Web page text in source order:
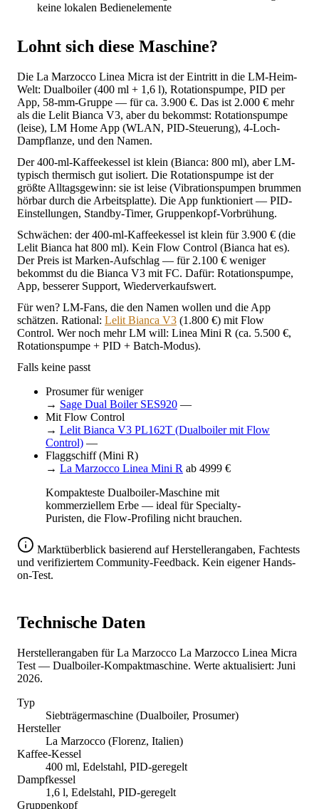
keine lokalen Bedienelemente
Lohnt sich diese Maschine?
Die La Marzocco Linea Micra ist der Eintritt in die LM-Heim-
Welt: Dualboiler (400 ml + 1,6 l), Rotationspumpe, PID per
App, 58-mm-Gruppe — für ca. 3.900 €. Das ist 2.000 € mehr
als die Lelit Bianca V3, aber du bekommst: Rotationspumpe
(leise), LM Home App (WLAN, PID-Steuerung), 4-Loch-
Dampflanze, und den Namen.
Der 400-ml-Kaffeekessel ist klein (Bianca: 800 ml), aber LM-
typisch thermisch gut isoliert. Die Rotationspumpe ist der
größte Alltagsgewinn: sie ist leise (Vibrationspumpen brummen
hörbar durch die Arbeitsplatte). Die App funktioniert — PID-
Einstellungen, Standby-Timer, Gruppenkopf-Vorbrühung.
Schwächen: der 400-ml-Kaffeekessel ist klein für 3.900 € (die
Lelit Bianca hat 800 ml). Kein Flow Control (Bianca hat es).
Der Preis ist Marken-Aufschlag — für 2.100 € weniger
bekommst du die Bianca V3 mit FC. Dafür: Rotationspumpe,
App, besserer Support, Wiederverkaufswert.
Für wen? LM-Fans, die den Namen wollen und die App
schätzen. Rational: Lelit Bianca V3 (1.800 €) mit Flow
Control. Wer noch mehr LM will: Linea Mini R (ca. 5.500 €,
Rotationspumpe + PID + Batch-Modus).
Falls keine passt
Prosumer für weniger
→ Sage Dual Boiler SES920 —
Mit Flow Control
→ Lelit Bianca V3 PL162T (Dualboiler mit Flow
Control) —
Flaggschiff (Mini R)
→ La Marzocco Linea Mini R ab 4999 €
Kompakteste Dualboiler-Maschine mit
kommerziellem Erbe — ideal für Specialty-
Puristen, die Flow-Profiling nicht brauchen.
Marktüberblick basierend auf Herstellerangaben, Fachtests
und verifiziertem Community-Feedback. Kein eigener Hands-
on-Test.
Technische Daten
Herstellerangaben für La Marzocco La Marzocco Linea Micra
Test — Dualboiler-Kompaktmaschine. Werte aktualisiert: Juni
2026.
Typ
Siebträgermaschine (Dualboiler, Prosumer)
Hersteller
La Marzocco (Florenz, Italien)
Kaffee-Kessel
400 ml, Edelstahl, PID-geregelt
Dampfkessel
1,6 l, Edelstahl, PID-geregelt
Gruppenkopf